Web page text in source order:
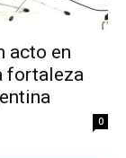
acto en
fortaleza
0